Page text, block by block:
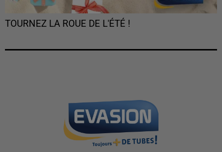
TOURNEZ LA ROUE DE L'ÉTÉ !